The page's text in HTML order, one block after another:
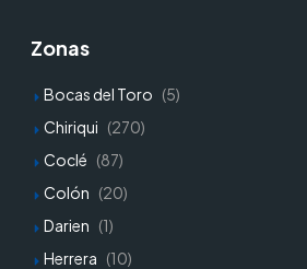
Zonas
Bocas del Toro (5)
Chiriqui (270)
Coclé (87)
Colón (20)
Darien (1)
Herrera (10)